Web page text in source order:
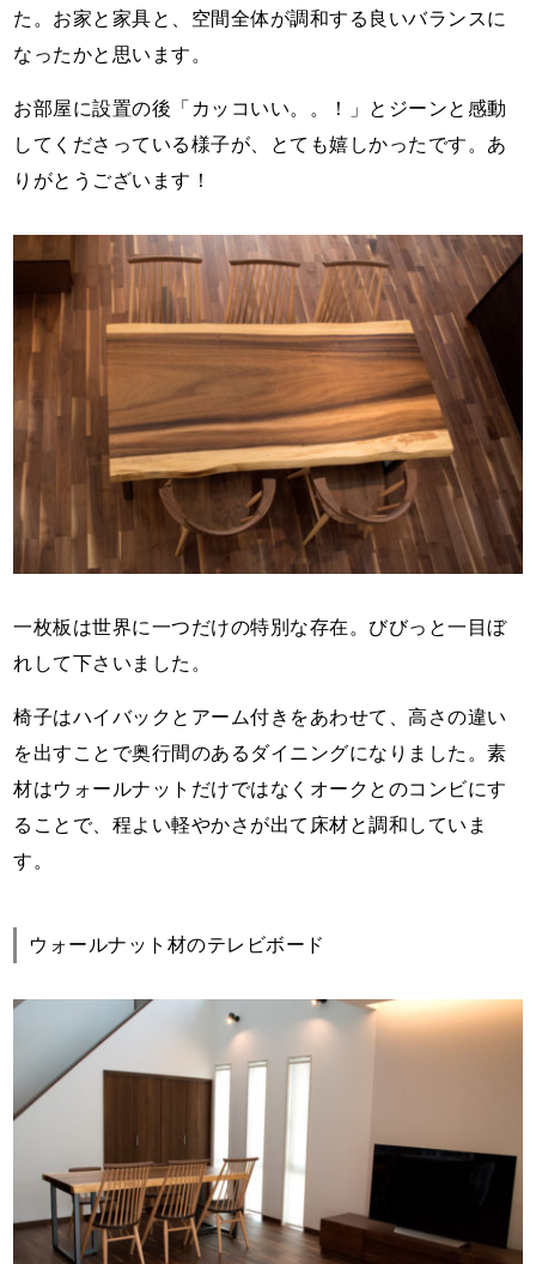
た。お家と家具と、空間全体が調和する良いバランスに
なったかと思います。
お部屋に設置の後「カッコいい。。！」とジーンと感動
してくださっている様子が、とても嬉しかったです。あ
りがとうございます！
一枚板は世界に一つだけの特別な存在。びびっと一目ぼ
れして下さいました。
椅子はハイバックとアーム付きをあわせて、高さの違い
を出すことで奥行間のあるダイニングになりました。素
材はウォールナットだけではなくオークとのコンビにす
ることで、程よい軽やかさが出て床材と調和していま
す。
ウォールナット材のテレビボード